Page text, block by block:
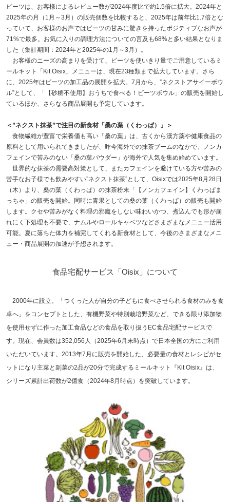
ビーツは、お客様によるレビュー数が2024年度比で約1.5倍に拡大。2024年と
2025年の月（1月～3月）の販売個数を比較すると、2025年は前年比1.7倍とな
っていて、お客様のお声ではビーツの甘みに驚きを持ったポジティブなお声が
71%で最多。お気に入りの調理方法についての言及も68%と多い結果となりま
した（集計期間：2024年と2025年の1月～3月）。
お客様のニーズの高まりを受けて、ビーツを使いきり量でご用意しているミ
ールキット「Kit Oisix」メニューは、現在23種類まで拡大しています。さら
に、2025年はビーツの加工品の展開を拡大。7月から、”ネクストアサイーボウ
ル”として、「【砂糖不使用】おうちで食べる！ビーツボウル」の販売を開始し
ているほか、さらなる商品展開も予定しています。
＜”ネクスト抹茶”で注目の新食材「桑の葉（くわっぱ）」＞
食物繊維が豊富で栄養価も高い「桑の葉」は、古くから漢方薬や健康食品の
原料として用いられてきましたが、昨今海外での抹茶ブームのなかで、ノンカ
フェインで苦みのない「桑の葉パウダー」が海外で人気を集め始めています。
世界的な抹茶の需要高対策として、またカフェインを避けている方や苦みの
苦手なお子様でも飲みやすい”ネクスト抹茶”として、Oisixでは2025年8月28日
（木）より、桑の葉（くわっぱ）の抹茶粉末「【ノンカフェイン】くわっぱま
っちゃ」の販売を開始。同時に青果としての桑の葉（くわっぱ）の販売も開始
します。クセや苦みがなく料理の邪魔をしない味わいかつ、煮込んでも形が崩
れにく下処理も不要で、ナムルやロールキャベツなどさまざまなメニュー活用
可能。夏に落ちた体力を補完してくれる新食材として、今後のさまざまなメニ
ュー・商品展開の加速が予想されます。
食品宅配サービス「Oisix」について
2000年に設立。「つくった人が自分の子どもに食べさせられる食材のみを食
卓へ」をコンセプトとした、有機野菜や特別栽培野菜など、できる限り添加物
を使用せずに作った加工食品などの食品を取り扱うEC食品宅配サービスで
す。現在、会員数は352,056人（2025年6月末時点）で日本全国の方にご利用
いただいています。2013年7月に販売を開始した、必要量の食材とレシピがセ
ットになり主菜と副菜の2品が20分で完成するミールキット『Kit Oisix』は、
シリーズ累計出荷数が2億食（2024年8月時点）を突破しています。